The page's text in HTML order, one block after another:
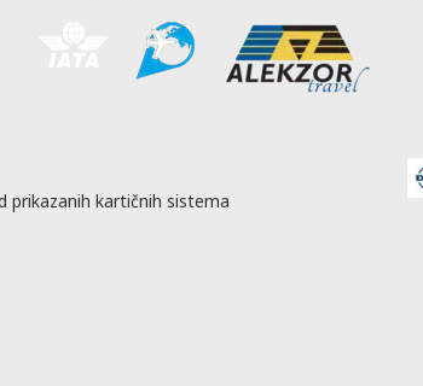
prikazanih kartičnih sistema